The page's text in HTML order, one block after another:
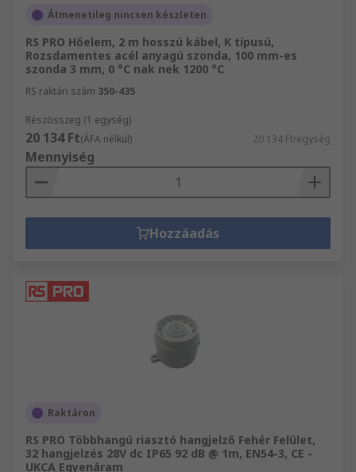
Átmenetileg nincsen készleten
RS PRO Hőelem, 2 m hosszú kábel, K típusú,
Rozsdamentes acél anyagú szonda, 100 mm-es
szonda 3 mm, 0 °C nak nek 1200 °C
RS raktári szám 350-435
Részösszeg (1 egység)
20 134 Ft(ÁFA nélkül) 20 134 Ft/egység
Mennyiség
Hozzáadás
Raktáron
RS PRO Többhangú riasztó hangjelző Fehér Felület,
32 hangjelzés 28V dc IP65 92 dB @ 1m, EN54-3, CE -
UKCA Egyenáram